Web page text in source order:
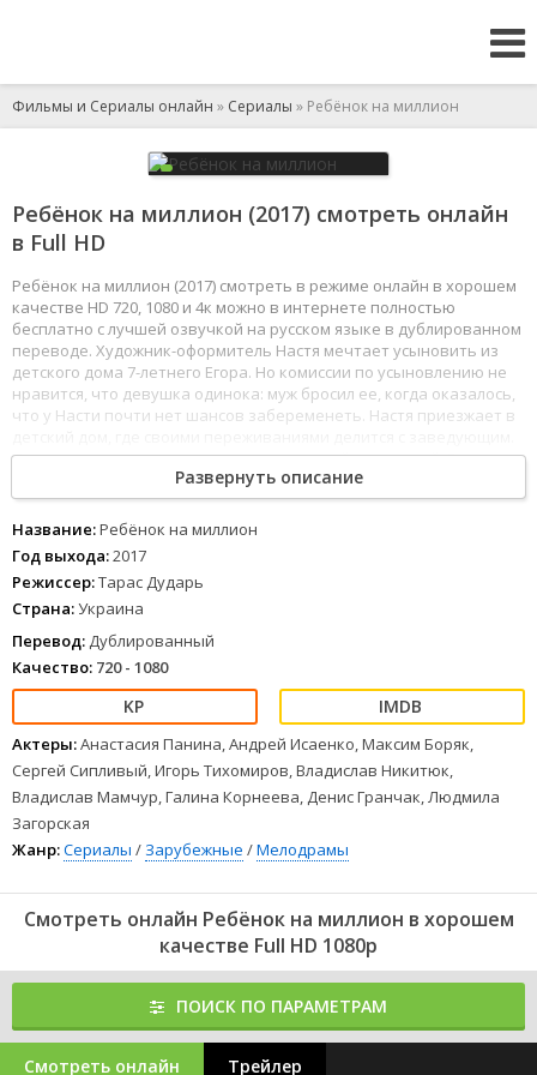
Фильмы и Сериалы онлайн » Сериалы » Ребёнок на миллион
Ребёнок на миллион (2017) смотреть онлайн
в Full HD
Ребёнок на миллион (2017) смотреть в режиме онлайн в хорошем
качестве HD 720, 1080 и 4к можно в интернете полностью
бесплатно с лучшей озвучкой на русском языке в дублированном
переводе. Художник-оформитель Настя мечтает усыновить из
детского дома 7-летнего Егора. Но комиссии по усыновлению не
нравится, что девушка одинока: муж бросил ее, когда оказалось,
что у Насти почти нет шансов забеременеть. Настя приезжает в
Девушке позволяют взять мальчика домой с ночевкой. Егор - не
простой ребенок, два года назад он пережил психологическую
травму, из-за которой перестал говорить. Что именно с ним
случилось, никто не знает. Настя и Егор прекрасно проводят
дом, оказывается, что за мальчиком следят охранники одной из
тюрем - маленький Егор знает, где спрятан миллион долларов...
12 34 5 67 8
Развернуть описание
Название:Ребёнок на миллион
Год выхода:2017
Режиссер:Тарас Дударь
Страна:Украина
Перевод: Дублированный
Качество: 720 - 1080
Актеры:Анастасия Панина, Андрей Исаенко, Максим Боряк,
Сергей Сипливый, Игорь Тихомиров, Владислав Никитюк,
Владислав Мамчур, Галина Корнеева, Денис Гранчак, Людмила
Загорская
Жанр:Сериалы / Зарубежные /Мелодрамы
Смотреть онлайн Ребёнок на миллион в хорошем
качестве Full HD 1080p
ПОИСК ПО ПАРАМЕТРАМ
Смотреть онлайн Трейлер